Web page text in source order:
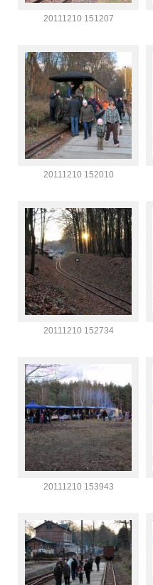
20111210 151207
20111210 152010
20111210 152734
20111210 153943